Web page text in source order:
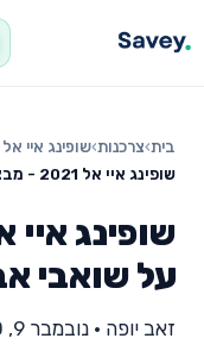
בית›צרכנות›שופינג איי אל shopping il
שופינג איי אל 2021 - מבצעים על שואבי אבק
על שואבי
זאב יופה • נובמבר 9, 2020